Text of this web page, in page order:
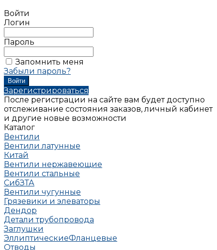
Войти
Логин
Пароль
Запомнить меня
Забыли пароль?
Зарегистрироваться
После регистрации на сайте вам будет доступно
отслеживание состояния заказов, личный кабинет
и другие новые возможности
Каталог
Вентили
Вентили латунные
Китай
Вентили нержавеющие
Вентили стальные
СибЗТА
Вентили чугунные
Грязевики и элеваторы
Дендор
Детали трубопровода
Заглушки
ЭллиптическиеФланцевые
Отводы